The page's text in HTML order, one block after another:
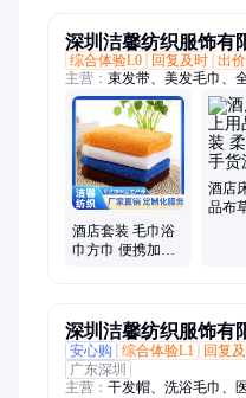
深圳洁馨纺织服饰有
综合体验L0
回复及时 出
主营： 束发带、美发毛巾、
品毛巾、卡通浴帽、毛巾纯
做、洁面美容巾、超细纤维
酒店套装 毛巾浴
巾方巾 便携加厚
酒店
品布
深圳洁馨纺织服饰有
安心购
综合体验L1 回复
广东深圳
主营： 干发帽、洗浴毛巾、